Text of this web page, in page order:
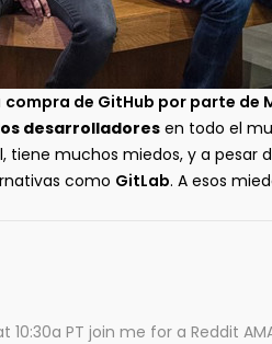
compra de GitHub por parte de
desarrolladores en todo el
tiene muchos miedos, y a pesar
como GitLab. A esos
10:30a PT join me for a Reddit